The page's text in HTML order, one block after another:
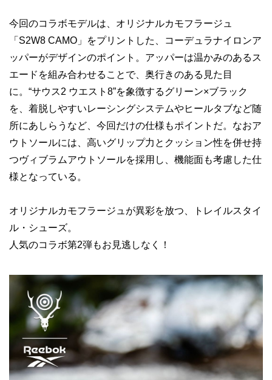
今回のコラボモデルは、オリジナルカモフラージュ
「S2W8 CAMO」をプリントした、コーデュラナイロンア
ッパーがデザインのポイント。アッパーは温かみのあるス
エードを組み合わせることで、奥行きのある見た目
に。“サウス2 ウエスト8”を象徴するグリーン×ブラック
を、着脱しやすいレーシングシステムやヒールタブなど随
所にあしらうなど、今回だけの仕様もポイントだ。なおア
ウトソールには、高いグリップ力とクッション性を併せ持
つヴィブラムアウトソールを採用し、機能面も考慮した仕
様となっている。
オリジナルカモフラージュが異彩を放つ、トレイルスタイ
ル・シューズ。
人気のコラボ第2弾もお見逃しなく！